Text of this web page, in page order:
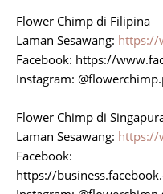
Flower Chimp di Filipina
Laman Sesawang: https://
Facebook: https://
Instagram:
Flower Chimp di
Laman Sesawang: https://
Facebook:
https://